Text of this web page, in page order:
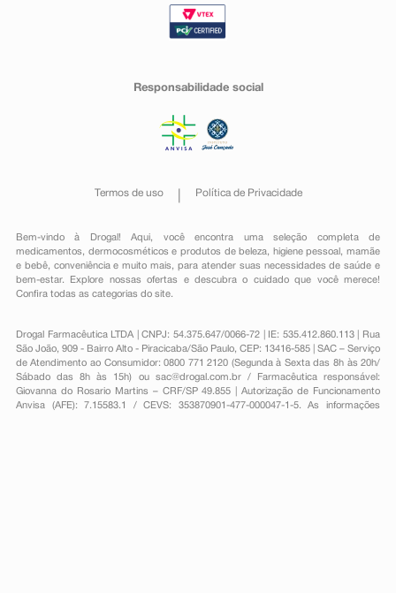
Responsabilidade social
Termos de uso Política de Privacidade
Bem-vindo à Drogal! Aqui, você encontra uma seleção completa de
medicamentos , dermocosméticos e produtos de beleza, higiene pessoal ,mamãe
e bebê, conveniênciae muito mais, para atender suas necessidades de saúde e
bem-estar. Explore nossas ofertas e descubra o cuidado que você merece!
Confira todas as categorias do site.
Drogal Farmacêutica LTDA | CNPJ: 54.375.647/0066-72 | IE: 535.412.860.113 | Rua
São João, 909 - Bairro Alto - Piracicaba/São Paulo, CEP: 13416-585 | SAC – Serviço
de Atendimento ao Consumidor: 0800 771 2120 (Segunda à Sexta das 8h às 20h/
Sábado das 8h às 15h) ou sac@drogal.com.br/ Farmacêutica responsável:
Giovanna do Rosario Martins – CRF/SP 49.855 | Autorização de Funcionamento
Anvisa (AFE): 7.15583.1 / CEVS: 353870901-477-000047-1-5. As informações